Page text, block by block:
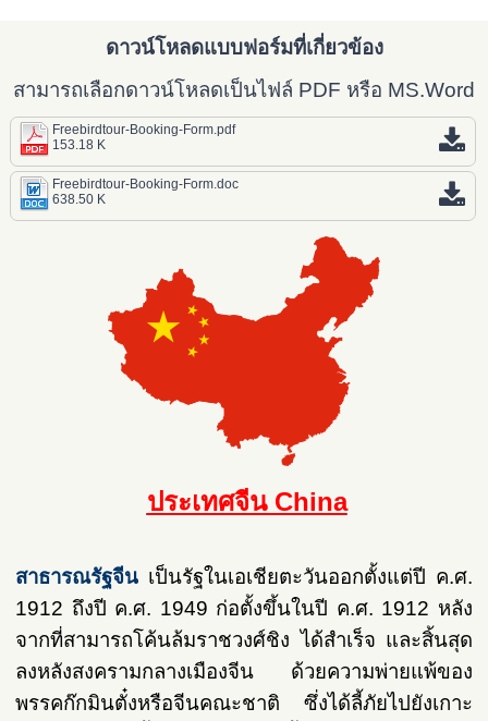
ดาวน์โหลดแบบฟอร์มที่เกี่ยวข้อง
สามารถเลือกดาวน์โหลดเป็นไฟล์ PDF หรือ MS.Word
Freebirdtour-Booking-Form.pdf
153.18 K
Freebirdtour-Booking-Form.doc
638.50 K
ประเทศจีน China
สาธารณรัฐจีน เป็นรัฐในเอเชียตะวันออกตั้งแต่ปี ค.ศ.
1912 ถึงปี ค.ศ. 1949 ก่อตั้งขึ้นในปี ค.ศ. 1912 หลัง
จากที่สามารถโค้นล้มราชวงศ์ชิง ได้สำเร็จ และสิ้นสุด
ลงหลังสงครามกลางเมืองจีน ด้วยความพ่ายแพ้ของ
พรรคก๊กมินตั๋งหรือจีนคณะชาติ ซึ่งได้ลี้ภัยไปยังเกาะ